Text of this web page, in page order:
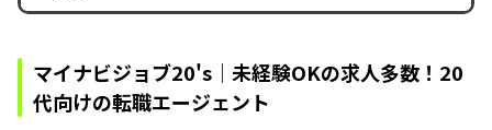
マイナビジョブ20's｜未経験OKの求人多数！20
代向けの転職エージェント